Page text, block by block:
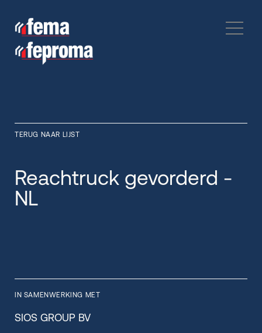
TERUG NAAR LIJST
Reachtruck gevorderd -
NL
IN SAMENWERKING MET
SIOS GROUP BV